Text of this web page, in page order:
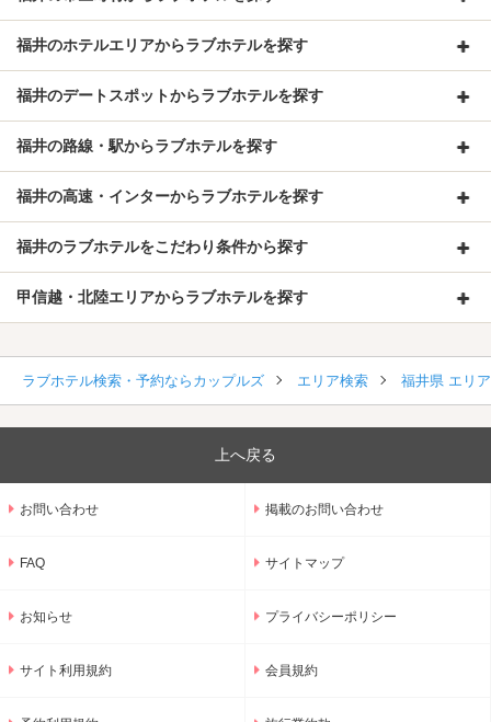
福井のホテルエリアからラブホテルを探す
福井のデートスポットからラブホテルを探す
福井の路線・駅からラブホテルを探す
福井の高速・インターからラブホテルを探す
福井のラブホテルをこだわり条件から探す
甲信越・北陸エリアからラブホテルを探す
ラブホテル検索・予約ならカップルズ エリア検索 福井県 エリ
上へ戻る
お問い合わせ 掲載のお問い合わせ
FAQ サイトマップ
お知らせ プライバシーポリシー
サイト利用規約 会員規約